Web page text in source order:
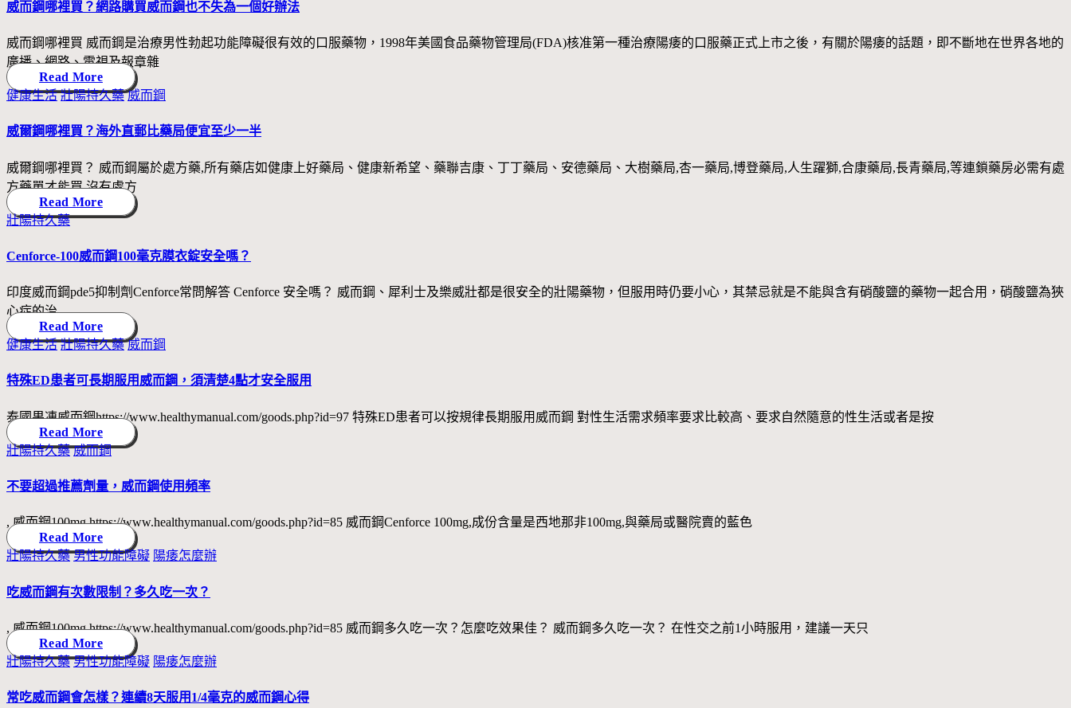
威而鋼哪裡買？網路購買威而鋼也不失為一個好辦法
威而鋼哪裡買 威而鋼是治療男性勃起功能障礙很有效的口服藥物，1998年美國食品藥物管理局(FDA)核准第一種治療陽痿的口服藥正式上市之後，有關於陽痿的話題，即不斷地在世界各地的
廣播、網路、電視及報章雜
Read More
Posted
in
健康生活 壯陽持久藥 威而鋼
威爾鋼哪裡買？海外直郵比藥局便宜至少一半
威爾鋼哪裡買？ 威而鋼屬於處方藥,所有藥店如健康上好藥局、健康新希望、藥聯吉康、丁丁藥局、安德藥局、大樹藥局,杏一藥局,博登藥局,人生躍獅,合康藥局,長青藥局,等連鎖藥房必需有處
方藥單才能買,沒有處方
Read More
Posted
in
壯陽持久藥
Cenforce-100威而鋼100毫克膜衣錠安全嗎？
印度威而鋼pde5抑制劑Cenforce常問解答 Cenforce 安全嗎？ 威而鋼、犀利士及樂威壯都是很安全的壯陽藥物，但服用時仍要小心，其禁忌就是不能與含有硝酸鹽的藥物一起合用，硝酸鹽為狹
心症的治
Read More
Posted
in
健康生活 壯陽持久藥 威而鋼
特殊ED患者可長期服用威而鋼，須清楚4點才安全服用
泰國果凍威而鋼https://www.healthymanual.com/goods.php?id=97 特殊ED患者可以按規律長期服用威而鋼 對性生活需求頻率要求比較高、要求自然隨意的性生活或者是按
Read More
Posted
in
壯陽持久藥 威而鋼
不要超過推薦劑量，威而鋼使用頻率
, 威而鋼100mg https://www.healthymanual.com/goods.php?id=85 威而鋼Cenforce 100mg,成份含量是西地那非100mg,與藥局或醫院賣的藍色
Read More
Posted
in
壯陽持久藥 男性功能障礙 陽痿怎麼辦
吃威而鋼有次數限制？多久吃一次？
, 威而鋼100mg https://www.healthymanual.com/goods.php?id=85 威而鋼多久吃一次？怎麼吃效果佳？ 威而鋼多久吃一次？ 在性交之前1小時服用，建議一天只
Read More
Posted
in
壯陽持久藥 男性功能障礙 陽痿怎麼辦
常吃威而鋼會怎樣？連續8天服用1/4毫克的威而鋼心得